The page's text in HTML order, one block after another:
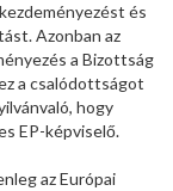
és
Azonban az
a Bizottság
a csalódottságot
hogy
EP-képviselő.
az Európai